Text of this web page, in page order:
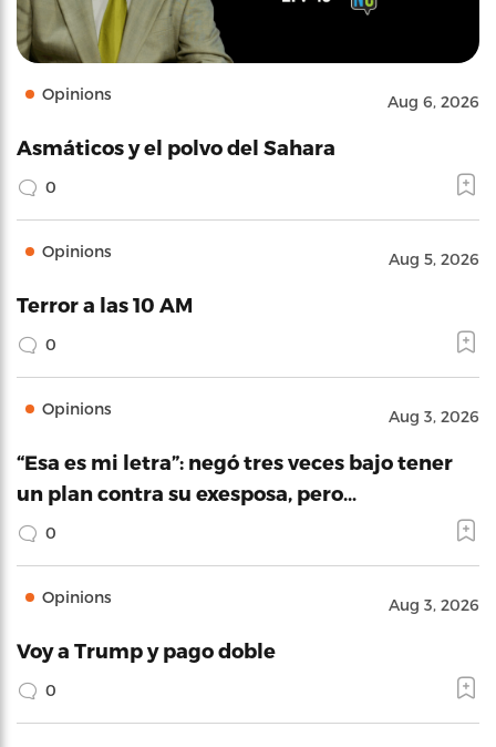
Opinions Aug 6, 2026
Asmáticos y el polvo del Sahara
0
Opinions Aug 5, 2026
Terror a las 10 AM
0
Opinions Aug 3, 2026
“Esa es mi letra”: negó tres veces bajo tener
un plan contra su exesposa, pero…
0
Opinions Aug 3, 2026
Voy a Trump y pago doble
0